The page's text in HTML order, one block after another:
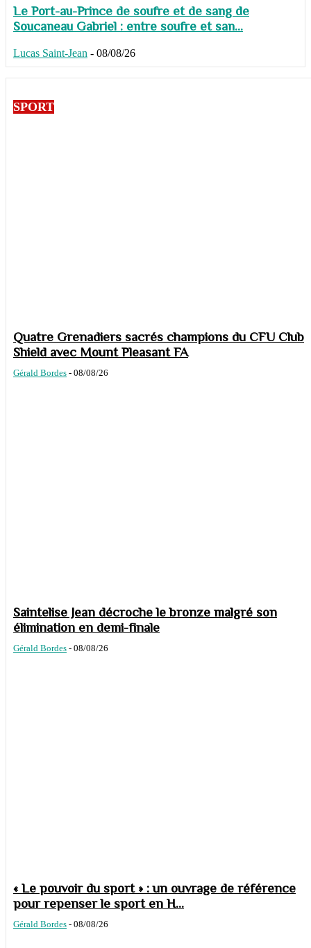
Le Port-au-Prince de soufre et de sang de
Soucaneau Gabriel : entre soufre et san...
Lucas Saint-Jean - 08/08/26
SPORT
Quatre Grenadiers sacrés champions du CFU Club
Shield avec Mount Pleasant FA
Gérald Bordes - 08/08/26
Saintelise Jean décroche le bronze malgré son
élimination en demi-finale
Gérald Bordes - 08/08/26
« Le pouvoir du sport » : un ouvrage de référence
pour repenser le sport en H...
Gérald Bordes - 08/08/26